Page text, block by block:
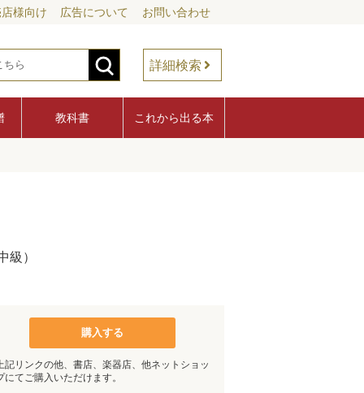
様向け 広告について お問い合わせ
詳細検索
教科書 これから出る本
級）
購入する
記リンクの他、書店、楽器店、他ネットショッ
にてご購入いただけます。